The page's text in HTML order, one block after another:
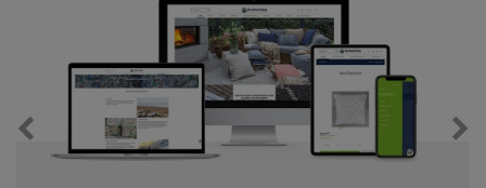
Vorherigen Slide anzeigen